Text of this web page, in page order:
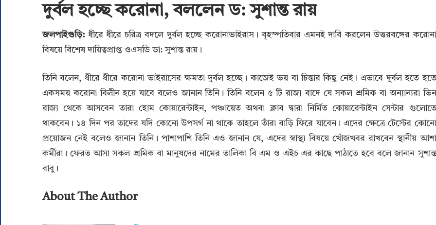
দুর্বল হচ্ছে করোনা, বললেন ড: সুশান্ত রায়
জলপাইগুড়ি: ধীরে ধীরে চরিত্র বদলে দুর্বল হচ্ছে করোনাভাইরাস। বৃহস্পতিবার এমনই দাবি করলেন উত্তরবঙ্গের করোনা
বিষয়ে বিশেষ দায়িত্বপ্রাপ্ত ওএসডি ডা: সুশান্ত রায়।
তিনি বলেন, ধীরে ধীরে করোনা ভাইরাসের ক্ষমতা দুর্বল হচ্ছে। কাজেই ভয় বা চিন্তার কিছু নেই। এভাবে দুর্বল হতে হতে
একসময় করোনা বিলীন হয়ে যাবে বলেও জানান তিনি। তিনি বলেন ৫ টি রাজ্য বাদে যে সকল শ্রমিক বা অন্যান্যরা ভিন
রাজ্য থেকে আসবেন তারা হোম কোয়ারেন্টাইন, পঞ্চায়েত অথবা ক্লাব দ্বারা নির্মিত কোয়ারেন্টাইন সেন্টার গুলোতে
থাকবেন। ১৪ দিন পর তাদের যদি কোনো উপসর্গ না থাকে তাহলে তাঁরা বাড়ি ফিরে যাবেন। এদের ক্ষেত্রে টেস্টের কোনো
প্রয়োজন নেই বলেও জানান তিনি। পাশাপাশি তিনি এও জানান যে, এদের স্বাস্থ্য বিষয়ে খোঁজখবর রাখবেন স্থানীয় আশা
কর্মীরা। ফেরত আসা সকল শ্রমিক বা মানুষদের নামের তালিকা বি এম ও এইচ এর কাছে পাঠাতে হবে বলে জানান সুশান্ত
বাবু।
About The Author